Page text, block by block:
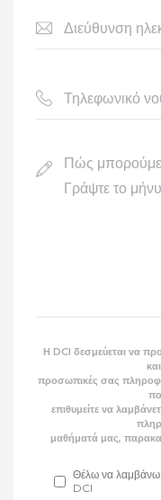
Η DCI δεσμεύεται να
προσωπικές σας
επιθυμείτε να
μαθήματά μας,
Θέλω να λαμβάνω
DCI